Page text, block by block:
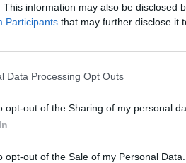
This information may also be disclosed
Participants that may further disclose it
Data Processing Opt Outs
opt-out of the Sharing of my personal
opt-out of the Sale of my Personal Data.
ανοικτό κάλεσμα προς
Αμανής να συμμετάσχουν
των δικαιωμάτων των
περιβάλλοντος και η
διαφάνειας και